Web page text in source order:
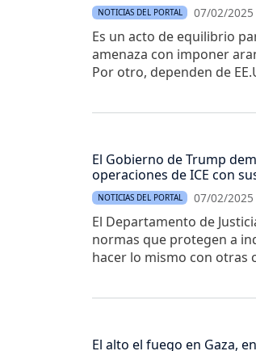
NOTICIAS DEL PORTAL 07/02/2025
Es un acto de equilibrio
amenaza con imponer
Por otro, dependen de
El Gobierno de Trump
operaciones de ICE con
NOTICIAS DEL PORTAL 07/02/2025
El Departamento de
normas que protegen a
hacer lo mismo con otras
El alto el fuego en Gaza,